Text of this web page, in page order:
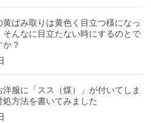
黄ばみ取りは黄色く目立つ様になっ
そんなに目立たない時にするのとで
？
服に「スス（煤）」が付いてしま
処方法を書いてみました